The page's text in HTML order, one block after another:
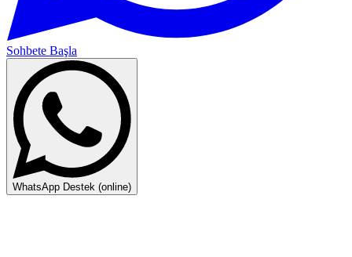
Sohbete Başla
WhatsApp Destek (online)